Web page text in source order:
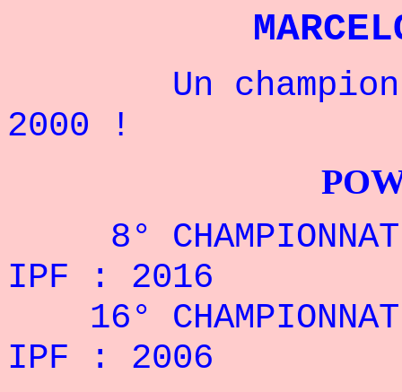
Un champion
2000 !
8°
IPF : 2016
16°
IPF : 2006